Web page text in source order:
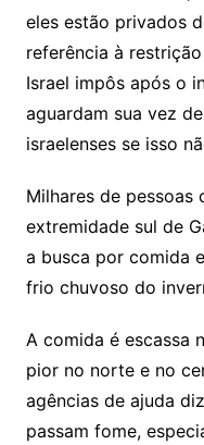
eles estão privados
referência à
Israel impôs após o
aguardam sua vez
israelenses se isso
Milhares de pessoas
extremidade sul de
a busca por comida
frio chuvoso do
A comida é escassa
pior no norte e no
agências de ajuda
passam fome,